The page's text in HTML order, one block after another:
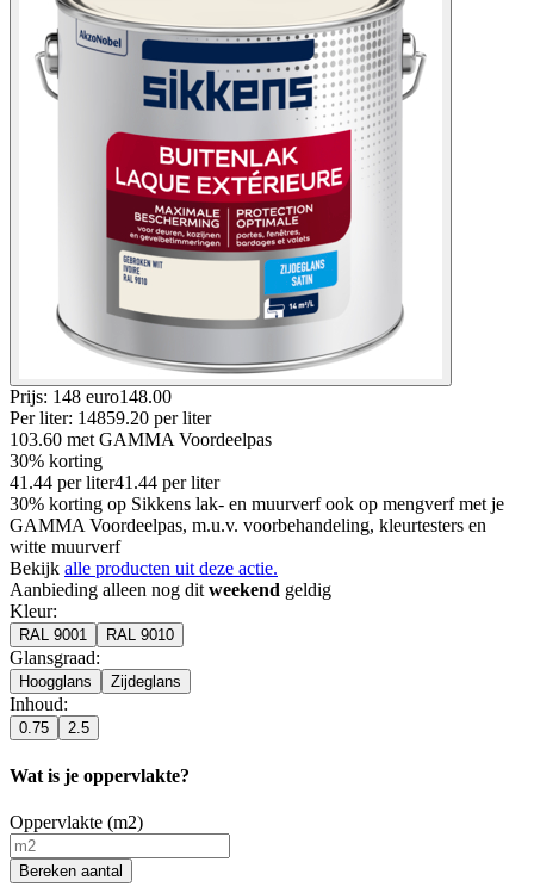
Prijs: 148 euro148.00
Per liter: 14859.20 per liter
103.60 met GAMMA Voordeelpas
30% korting
41.44 per liter41.44 per liter
30% korting op Sikkens lak- en muurverf ook op mengverf met je
GAMMA Voordeelpas, m.u.v. voorbehandeling, kleurtesters en
witte muurverf
Bekijk alle producten uit deze actie.
Aanbieding alleen nog dit weekend geldig
Kleur:
RAL 9001 RAL 9010
Glansgraad:
Hoogglans Zijdeglans
Inhoud:
0.75 2.5
Wat is je oppervlakte?
Oppervlakte (m2)
Bereken aantal